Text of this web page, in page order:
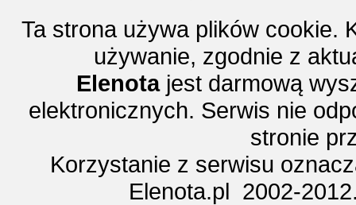
Ta strona używa plików cookie.
używanie, zgodnie z
Elenotajest darmową
elektronicznych. Serwis nie
stronie
Korzystanie z serwisu
Elenota.pl 2002-